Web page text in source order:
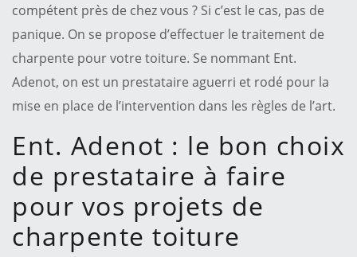
compétent près de chez vous ? Si c’est le cas, pas de
panique. On se propose d’effectuer le traitement de
charpente pour votre toiture. Se nommant Ent.
Adenot, on est un prestataire aguerri et rodé pour la
mise en place de l’intervention dans les règles de l’art.
Ent. Adenot : le bon choix
de prestataire à faire
pour vos projets de
charpente toiture